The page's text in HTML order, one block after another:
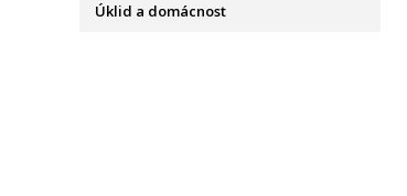
Úklid a domácnost